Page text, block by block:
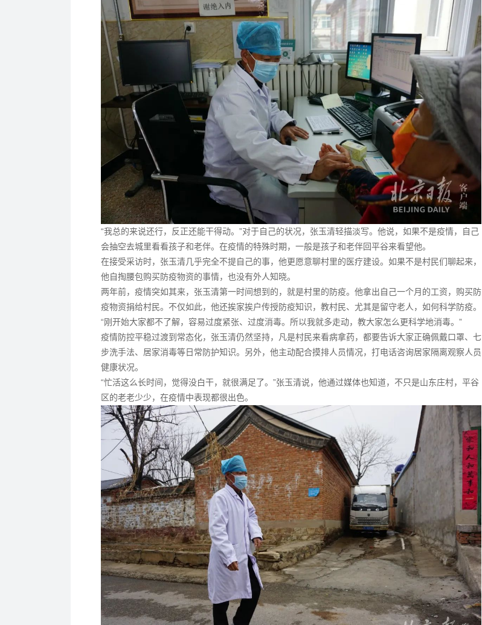
“我总的来说还行，反正还能干得动。”对于自己的状况，张玉清轻描淡写。他说，如果不是疫情，自己
会抽空去城里看看孩子和老伴。在疫情的特殊时期，一般是孩子和老伴回平谷来看望他。
在接受采访时，张玉清几乎完全不提自己的事，他更愿意聊村里的医疗建设。如果不是村民们聊起来，
他自掏腰包购买防疫物资的事情，也没有外人知晓。
两年前，疫情突如其来，张玉清第一时间想到的，就是村里的防疫。他拿出自己一个月的工资，购买防
疫物资捐给村民。不仅如此，他还挨家挨户传授防疫知识，教村民、尤其是留守老人，如何科学防疫。
“刚开始大家都不了解，容易过度紧张、过度消毒。所以我就多走动，教大家怎么更科学地消毒。”
疫情防控平稳过渡到常态化，张玉清仍然坚持，凡是村民来看病拿药，都要告诉大家正确佩戴口罩、七
步洗手法、居家消毒等日常防护知识。另外，他主动配合摸排人员情况，打电话咨询居家隔离观察人员
健康状况。
“忙活这么长时间，觉得没白干，就很满足了。”张玉清说，他通过媒体也知道，不只是山东庄村，平谷
区的老老少少，在疫情中表现都很出色。